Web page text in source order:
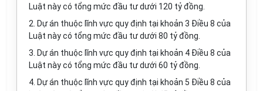
Luật này có tổng mức đầu tư dưới 120 tỷ đồng.
2. Dự án thuộc lĩnh vực quy định tại khoản 3 Điều 8 của
Luật này có tổng mức đầu tư dưới 80 tỷ đồng.
3. Dự án thuộc lĩnh vực quy định tại khoản 4 Điều 8 của
Luật này có tổng mức đầu tư dưới 60 tỷ đồng.
4. Dự án thuộc lĩnh vực quy định tại khoản 5 Điều 8 của